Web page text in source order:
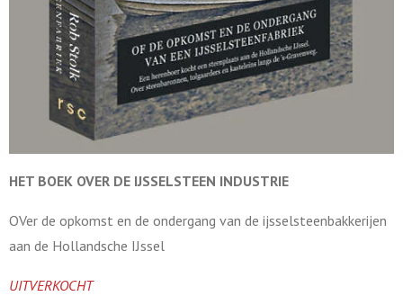
HET BOEK OVER DE IJSSELSTEEN INDUSTRIE
OVer de opkomst en de ondergang van de ijsselsteenbakkerijen
aan de Hollandsche IJssel
UITVERKOCHT